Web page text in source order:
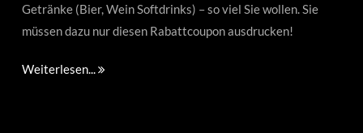
Getränke (Bier, Wein Softdrinks) – so viel Sie wollen. Sie
müssen dazu nur diesen Rabattcoupon ausdrucken!
Weiterlesen...